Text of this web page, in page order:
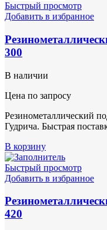
Быстрый просмотр
Добавить в избранное
300
В наличии
Цена по запросу
Резинометаллический
Гудрича. Быстрая
В корзину
Быстрый просмотр
Добавить в избранное
420